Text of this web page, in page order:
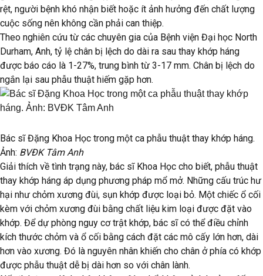
rệt, người bệnh khó nhận biết hoặc ít ảnh hưởng đến chất lượng
cuộc sống nên không cần phải can thiệp.
Theo nghiên cứu từ các chuyên gia của Bệnh viện Đại học North
Durham, Anh, tỷ lệ chân bị lệch do dài ra sau thay khớp háng
được báo cáo là 1-27%, trung bình từ 3-17 mm. Chân bị lệch do
ngắn lại sau phẫu thuật hiếm gặp hơn.
Bác sĩ Đặng Khoa Học trong một ca phẫu thuật thay khớp háng.
Ảnh: BVĐK Tâm Anh
Giải thích về tình trạng này, bác sĩ Khoa Học cho biết, phẫu thuật
thay khớp háng áp dụng phương pháp mổ mở. Những cấu trúc hư
hại như chỏm xương đùi, sụn khớp được loại bỏ. Một chiếc ổ cối
kèm với chỏm xương đùi bằng chất liệu kim loại được đặt vào
khớp. Để dự phòng nguy cơ trật khớp, bác sĩ có thể điều chỉnh
kích thước chỏm và ổ cối bằng cách đặt các mô cấy lớn hơn, dài
hơn vào xương. Đó là nguyên nhân khiến cho chân ở phía có khớp
được phẫu thuật dễ bị dài hơn so với chân lành.